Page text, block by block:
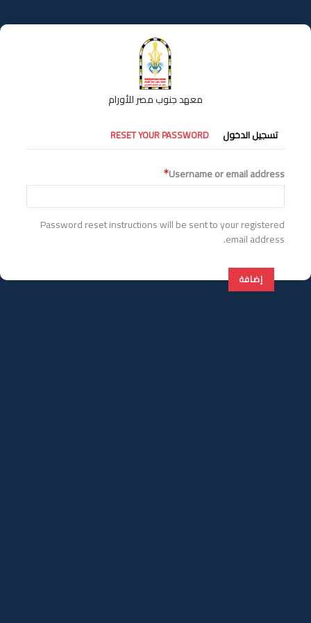
إلى
المحتوى
معهد جنوب مصر للأورام
التبويبات
الأساسية
تسجيل الدخول RESET YOUR PASSWORD
Username or email address
Password reset instructions will be sent to your registered
email address.